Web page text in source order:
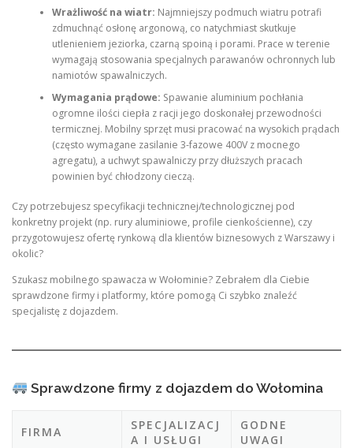
Wrażliwość na wiatr: Najmniejszy podmuch wiatru potrafi
zdmuchnąć osłonę argonową, co natychmiast skutkuje
utlenieniem jeziorka, czarną spoiną i porami. Prace w terenie
wymagają stosowania specjalnych parawanów ochronnych lub
namiotów spawalniczych.
Wymagania prądowe: Spawanie aluminium pochłania
ogromne ilości ciepła z racji jego doskonałej przewodności
termicznej. Mobilny sprzęt musi pracować na wysokich prądach
(często wymagane zasilanie 3-fazowe 400V z mocnego
agregatu), a uchwyt spawalniczy przy dłuższych pracach
powinien być chłodzony cieczą.
Czy potrzebujesz specyfikacji technicznej/technologicznej pod
konkretny projekt (np. rury aluminiowe, profile cienkościenne), czy
przygotowujesz ofertę rynkową dla klientów biznesowych z Warszawy i
okolic?
Szukasz mobilnego spawacza w Wołominie? Zebrałem dla Ciebie
sprawdzone firmy i platformy, które pomogą Ci szybko znaleźć
specjalistę z dojazdem.
Sprawdzone firmy z dojazdem do Wołomina
FIRMA
SPECJALIZACJ
A I USŁUGI
GODNE
UWAGI